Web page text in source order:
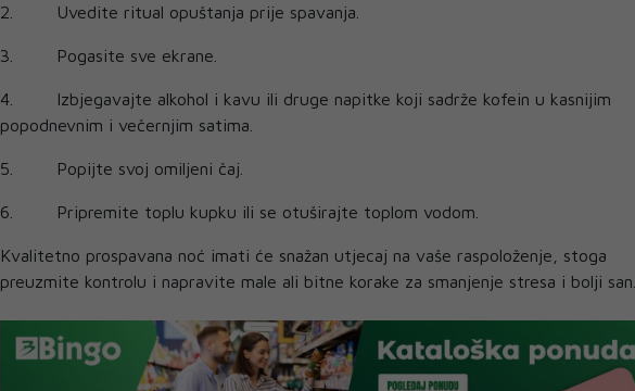
2. Uvedite ritual opuštanja prije spavanja.
3. Pogasite sve ekrane.
4. Izbjegavajte alkohol i kavu ili druge napitke koji sadrže kofein u kasnijim
popodnevnim i večernjim satima.
5. Popijte svoj omiljeni čaj.
6. Pripremite toplu kupku ili se otuširajte toplom vodom.
Kvalitetno prospavana noć imati će snažan utjecaj na vaše raspoloženje, stoga
preuzmite kontrolu i napravite male ali bitne korake za smanjenje stresa i bolji san.